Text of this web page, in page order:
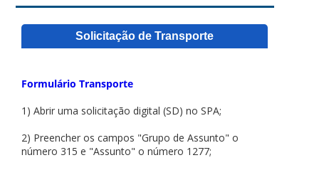
Solicitação de Transporte
Formulário Transporte
1) Abrir uma solicitação digital (SD) no SPA;
2) Preencher os campos "Grupo de Assunto" o
número 315 e "Assunto" o número 1277;